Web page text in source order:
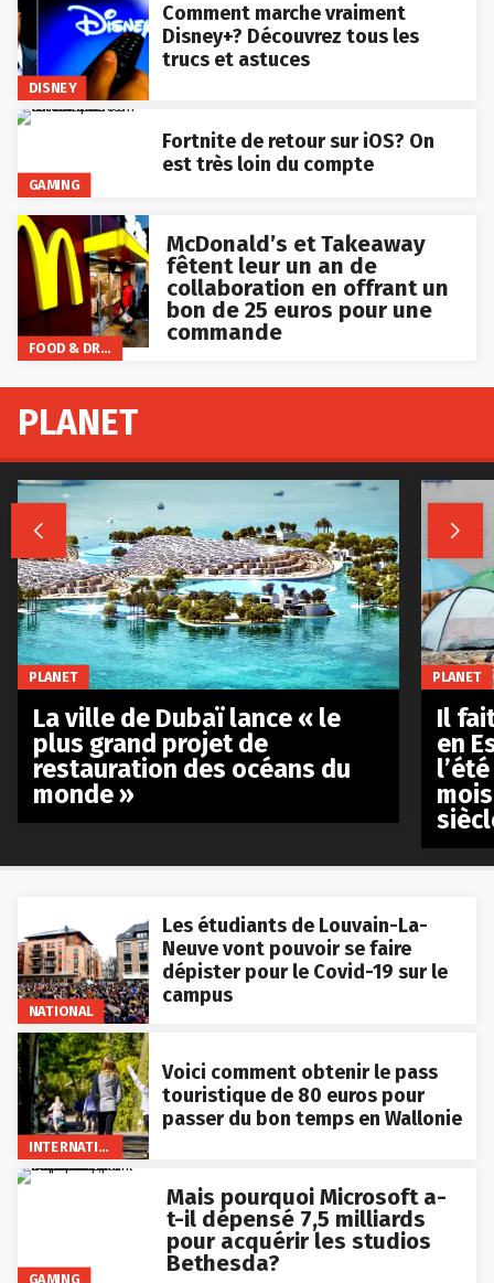
DISNEY
Comment marche vraiment
Disney+? Découvrez tous les
trucs et astuces
GAMING
Fortnite de retour sur iOS? On
est très loin du compte
FOOD & DRINKS
McDonald’s et Takeaway
fêtent leur un an de
collaboration en offrant un
bon de 25 euros pour une
commande
NATIONAL
Les étudiants de Louvain-La-
Neuve vont pouvoir se faire
dépister pour le Covid-19 sur le
campus
INTERNATIONAL
Voici comment obtenir le pass
touristique de 80 euros pour
passer du bon temps en Wallonie
GAMING
Mais pourquoi Microsoft a-
t-il dépensé 7,5 milliards
pour acquérir les studios
Bethesda?
PLANET
 
PLANET
La ville de Dubaï lance « le
plus grand projet de
restauration des océans du
monde »
PLANET
Il
en